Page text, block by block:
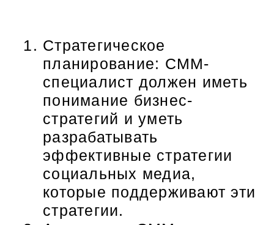
Стратегическое
планирование: СММ-
специалист должен иметь
понимание бизнес-
стратегий и уметь
разрабатывать
эффективные стратегии
социальных медиа,
которые поддерживают эти
стратегии.